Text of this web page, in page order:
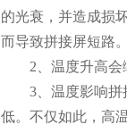
的光衰，并造成损
而导致拼接屏短路。
2、温度升高
3、温度影响
低。不仅如此，高